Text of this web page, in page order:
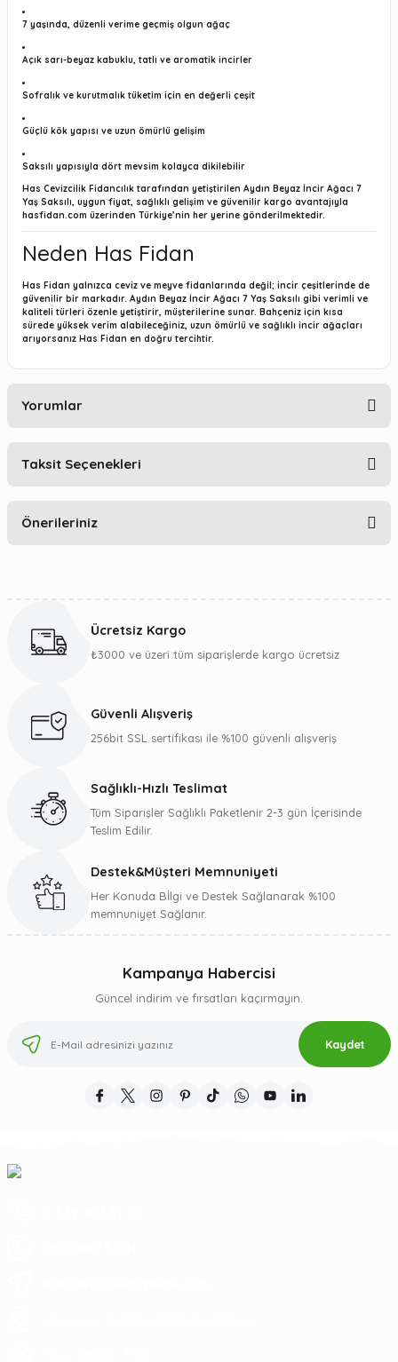
7 yaşında, düzenli verime geçmiş olgun ağaç
Açık sarı-beyaz kabuklu, tatlı ve aromatik incirler
Sofralık ve kurutmalık tüketim için en değerli çeşit
Güçlü kök yapısı ve uzun ömürlü gelişim
Saksılı yapısıyla dört mevsim kolayca dikilebilir
Has Cevizcilik Fidancılık tarafından yetiştirilen Aydın Beyaz İncir Ağacı 7
Yaş Saksılı, uygun fiyat, sağlıklı gelişim ve güvenilir kargo avantajıyla
hasfidan.com üzerinden Türkiye’nin her yerine gönderilmektedir.
Neden Has Fidan
Has Fidan yalnızca ceviz ve meyve fidanlarında değil; incir çeşitlerinde de
güvenilir bir markadır. Aydın Beyaz İncir Ağacı 7 Yaş Saksılı gibi verimli ve
kaliteli türleri özenle yetiştirir, müşterilerine sunar. Bahçeniz için kısa
sürede yüksek verim alabileceğiniz, uzun ömürlü ve sağlıklı incir ağaçları
arıyorsanız Has Fidan en doğru tercihtir.
Yorumlar
Taksit Seçenekleri
Önerileriniz
Görüş ve önerileriniz için teşekkür ederiz.
Ürün bilgilerinde hatalar bulunuyor.
Gönder
Ücretsiz Kargo
₺3000 ve üzeri tüm siparişlerde kargo ücretsiz
Güvenli Alışveriş
256bit SSL sertifikası ile %100 güvenli alışveriş
Sağlıklı-Hızlı Teslimat
Tüm Siparişler Sağlıklı Paketlenir 2-3 gün İçerisinde
Teslim Edilir.
Destek&Müşteri Memnuniyeti
Her Konuda Bİlgi ve Destek Sağlanarak %100
memnuniyet Sağlanır.
Kampanya Habercisi
Güncel indirim ve fırsatları kaçırmayın.
Kaydet